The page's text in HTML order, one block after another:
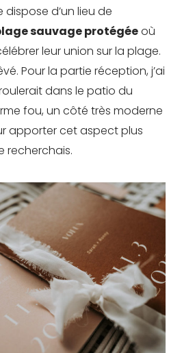
d’un lieu de
sauvage protégéeoù
leur union sur la plage.
Pour la partie réception, j’ai
dans le patio du
fou, un côté très moderne
apporter cet aspect plus
recherchais.